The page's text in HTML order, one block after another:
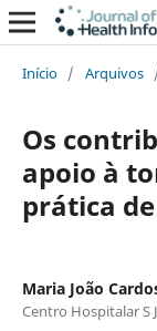
Início / Arquivos
Os
apoio à
prática
Maria João
Centro Hospitalar S